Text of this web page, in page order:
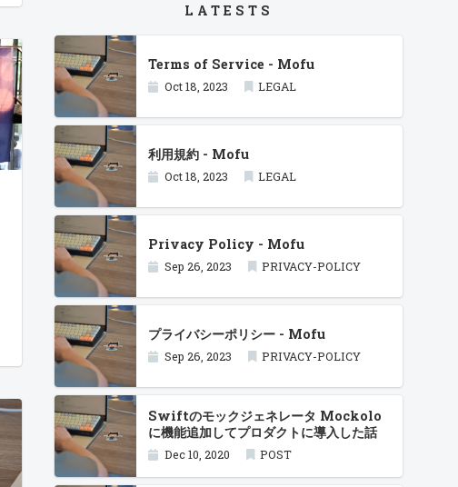
LATESTS
Terms of Service - Mofu
Oct 18, 2023 LEGAL
利用規約 - Mofu
Oct 18, 2023 LEGAL
Privacy Policy - Mofu
Sep 26, 2023 PRIVACY-POLICY
プライバシーポリシー - Mofu
Sep 26, 2023 PRIVACY-POLICY
Swiftのモックジェネレータ Mockolo
に機能追加してプロダクトに導入した話
Dec 10, 2020 POST